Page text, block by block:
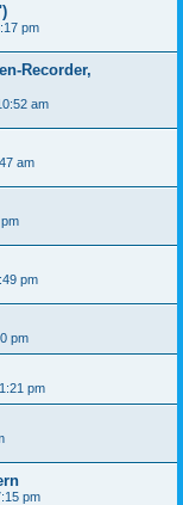
pm
Recorder,
am
am
pm
pm
pm
pm